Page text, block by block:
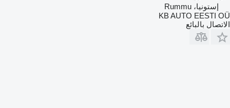
إستونيا، Rummu
KB AUTO EESTI OÜ
الاتصال بالبائع